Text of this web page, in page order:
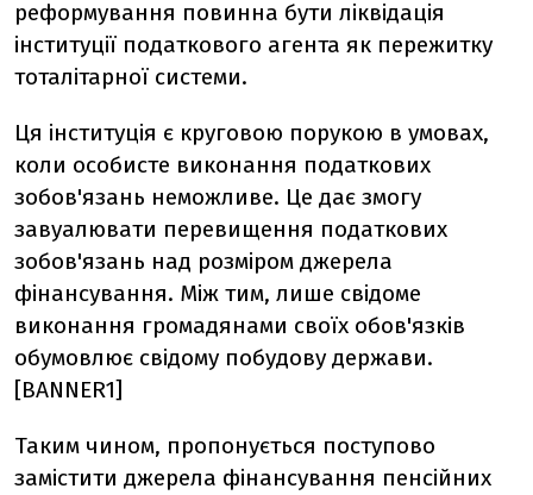
реформування повинна бути ліквідація
інституції податкового агента як пережитку
тоталітарної системи.
Ця інституція є круговою порукою в умовах,
коли особисте виконання податкових
зобов'язань неможливе. Це дає змогу
завуалювати перевищення податкових
зобов'язань над розміром джерела
фінансування. Між тим, лише свідоме
виконання громадянами своїх обов'язків
обумовлює свідому побудову держави.
[BANNER1]
Таким чином, пропонується поступово
замістити джерела фінансування пенсійних